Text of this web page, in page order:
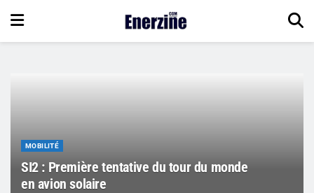
MOBILITÉ
SI2 : Première tentative du tour du monde
en avion solaire